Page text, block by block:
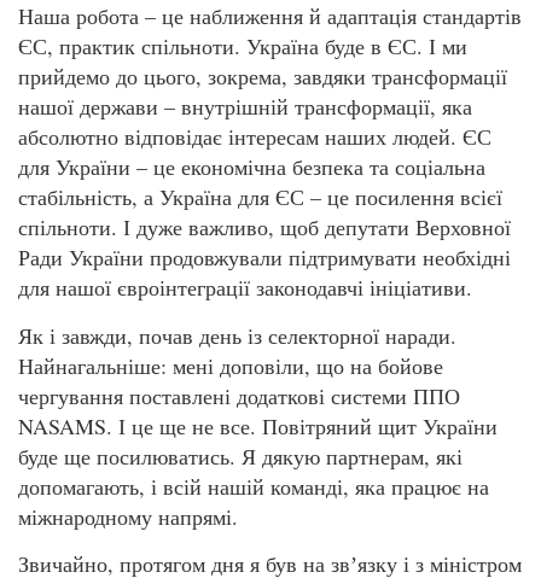
Наша робота – це наближення й адаптація стандартів
ЄС, практик спільноти. Україна буде в ЄС. І ми
прийдемо до цього, зокрема, завдяки трансформації
нашої держави – внутрішній трансформації, яка
абсолютно відповідає інтересам наших людей. ЄС
для України – це економічна безпека та соціальна
стабільність, а Україна для ЄС – це посилення всієї
спільноти. І дуже важливо, щоб депутати Верховної
Ради України продовжували підтримувати необхідні
для нашої євроінтеграції законодавчі ініціативи.
Як і завжди, почав день із селекторної наради.
Найнагальніше: мені доповіли, що на бойове
чергування поставлені додаткові системи ППО
NASAMS. І це ще не все. Повітряний щит України
буде ще посилюватись. Я дякую партнерам, які
допомагають, і всій нашій команді, яка працює на
міжнародному напрямі.
Звичайно, протягом дня я був на звʼязку і з міністром